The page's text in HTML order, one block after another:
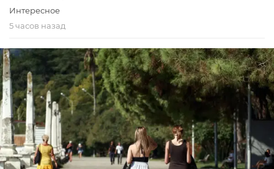
Интересное
5 часов назад